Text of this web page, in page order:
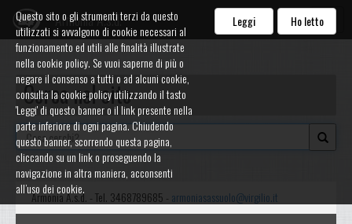
Armonia A.s.d.
Cerca nel sito
Armonia A.s.d. - Tel. 3468789685 - armoniasassuolo@virgilio.it
Questo sito o gli strumenti terzi da questo
utilizzati si avvalgono di cookie necessari al
funzionamento ed utili alle finalità illustrate
nella cookie policy. Se vuoi saperne di più o
negare il consenso a tutti o ad alcuni cookie,
consulta la cookie policy utilizzando il tasto
'Leggi' di questo banner o il link presente nella
parte inferiore di ogni pagina. Chiudendo
questo banner, scorrendo questa pagina,
cliccando su un link o proseguendo la
navigazione in altra maniera, acconsenti
all’uso dei cookie.
Leggi Ho letto